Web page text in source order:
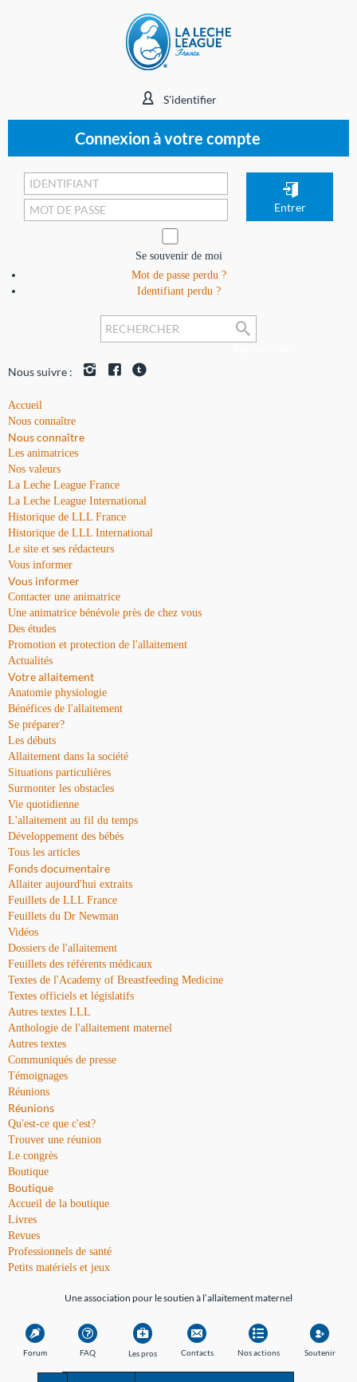
S'identifier
Connexion à votre compte
Se souvenir de moi
Mot de passe perdu ?
Identifiant perdu ?
Nous suivre :
Accueil
Nous connaître
Nous connaître
Les animatrices
Nos valeurs
La Leche League France
La Leche League International
Historique de LLL France
Historique de LLL International
Le site et ses rédacteurs
Vous informer
Vous informer
Contacter une animatrice
Une animatrice bénévole près de chez vous
Des études
Promotion et protection de l'allaitement
Actualités
Votre allaitement
Anatomie physiologie
Bénéfices de l'allaitement
Se préparer?
Les débuts
Allaitement dans la société
Situations particulières
Surmonter les obstacles
Vie quotidienne
L'allaitement au fil du temps
Développement des bébés
Tous les articles
Fonds documentaire
Allaiter aujourd'hui extraits
Feuillets de LLL France
Feuillets du Dr Newman
Vidéos
Dossiers de l'allaitement
Feuillets des référents médicaux
Textes de l'Academy of Breastfeeding Medicine
Textes officiels et législatifs
Autres textes LLL
Anthologie de l'allaitement maternel
Autres textes
Communiqués de presse
Témoignages
Réunions
Réunions
Qu'est-ce que c'est?
Trouver une réunion
Le congrès
Boutique
Boutique
Accueil de la boutique
Livres
Revues
Professionnels de santé
Petits matériels et jeux
Une association pour le soutien à l’allaitement maternel
Forum FAQ Les pros Contacts Nos actions Soutenir